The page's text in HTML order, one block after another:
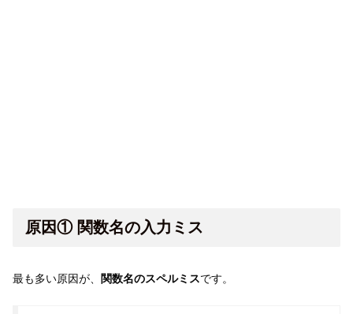
原因① 関数名の入力ミス
最も多い原因が、 関数名のスペルミスです。